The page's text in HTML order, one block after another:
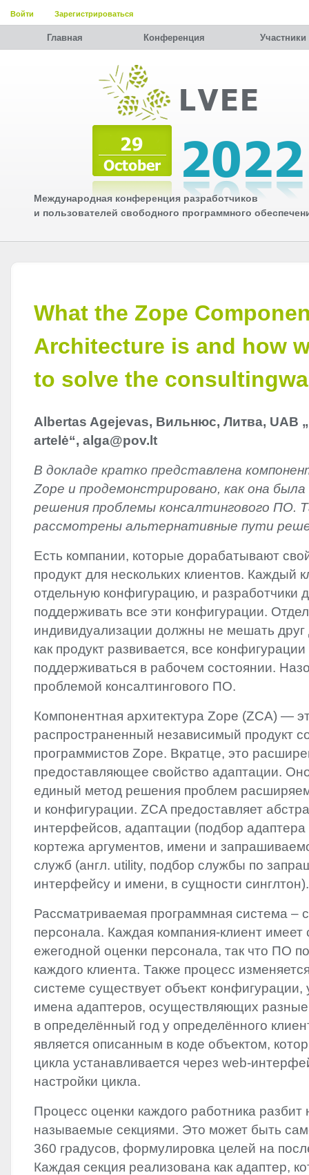
Войти Зарегистрироваться
Главная Конференция Участники
Международная конференция разработчиков
и пользователей свободного программного
What the Zope
Architecture is and how
to solve the
Albertas Agejevas, Вильнюс, Литва, UAB
artelė“, alga@pov.lt
В докладе кратко представлена
Zope и продемонстрировано, как она была
решения проблемы консалтингового ПО.
рассмотрены альтернативные пути
Есть компании, которые дорабатывают
продукт для нескольких клиентов. Каждый
отдельную конфигурацию, и разработчики
поддерживать все эти конфигурации.
индивидуализации должны не мешать друг
как продукт развивается, все
поддерживаться в рабочем состоянии.
проблемой консалтингового ПО.
Компонентная архитектура Zope (ZCA) —
распространенный независимый продукт
программистов Zope. Вкратце, это
предоставляющее свойство адаптации.
единый метод решения проблем
и конфигурации. ZCA предоставляет
интерфейсов, адаптации (подбор
кортежа аргументов, имени и
служб (англ. utility, подбор службы по
интерфейсу и имени, в сущности синглтон).
Рассматриваемая программная система –
персонала. Каждая компания-клиент имеет
ежегодной оценки персонала, так что ПО
каждого клиента. Также процесс
системе существует объект
имена адаптеров, осуществляющих
в определённый год у определённого
является описанным в коде объектом,
цикла устанавливается через web-
настройки цикла.
Процесс оценки каждого работника разбит
называемые секциями. Это может быть
360 градусов, формулировка целей на
Каждая секция реализована как адаптер,